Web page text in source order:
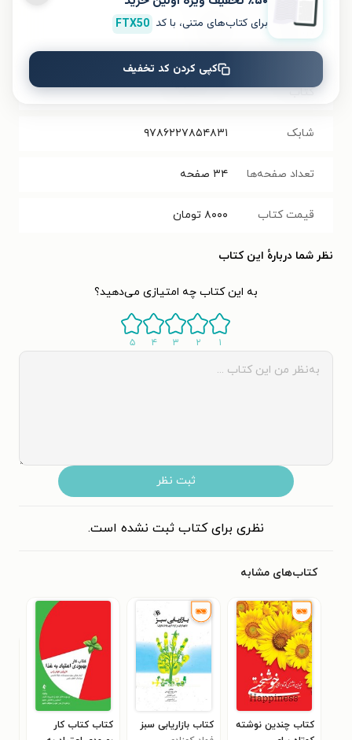
فرمت کتاب EPUB
کتاب
شابک ۹۷۸۶۲۲۷۸۵۴۸۳۱
تعداد صفحه‌ها ۳۴ صفحه
قیمت کتاب ۸۰۰۰ تومان
نظر شما دربارهٔ این کتاب
به این کتاب چه امتیازی می‌دهید؟
۱ ۲ ۳ ۴ ۵
ثبت نظر
نظری برای کتاب ثبت نشده است.
کتاب‌های مشابه
کتاب چندین نوشته
کتاب بازاریابی سبز
کتاب کتاب کار
برای کتاب‌های متنی، با کد FTX50
کپی کردن کد تخفیف